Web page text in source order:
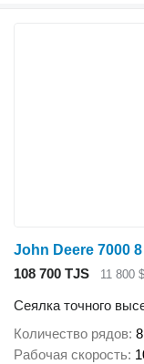
John Deere 7000
108 700 TJS
11 800 $
Сеялка точного
Количество рядов 8
Рабочая скорость